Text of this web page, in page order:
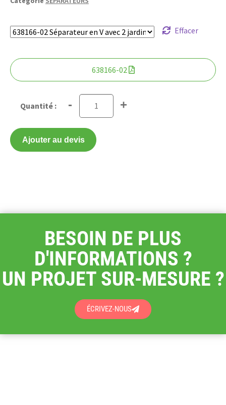
Effacer
638166-02
- +
Ajouter au devis
BESOIN DE PLUS
D'INFORMATIONS ?
UN PROJET SUR-MESURE ?
ÉCRIVEZ-NOUS